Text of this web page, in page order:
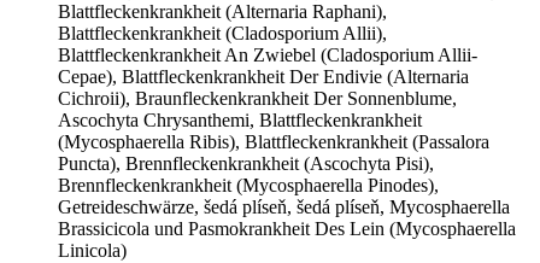
Blattfleckenkrankheit (Alternaria Raphani),
Blattfleckenkrankheit (Cladosporium Allii),
Blattfleckenkrankheit An Zwiebel (Cladosporium Allii-
Cepae), Blattfleckenkrankheit Der Endivie (Alternaria
Cichroii), Braunfleckenkrankheit Der Sonnenblume,
Ascochyta Chrysanthemi, Blattfleckenkrankheit
(Mycosphaerella Ribis), Blattfleckenkrankheit (Passalora
Puncta), Brennfleckenkrankheit (Ascochyta Pisi),
Brennfleckenkrankheit (Mycosphaerella Pinodes),
Getreideschwärze, šedá plíseň, šedá plíseň, Mycosphaerella
Brassicicola und Pasmokrankheit Des Lein (Mycosphaerella
Linicola)